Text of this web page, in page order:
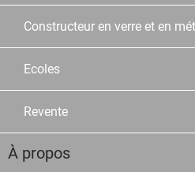
Constructeur en verre et en
Ecoles
Revente
À propos